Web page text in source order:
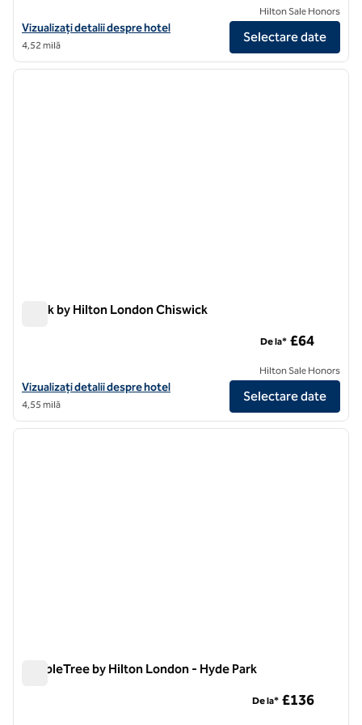
Vizualizați detaliile hotelului Hilton London Kensington
Vizualizați detalii despre hotel
4,52 milă
Hilton Sale Honors
Selectare date
1/12
1 din 12
Spark by Hilton London Chiswick
Vizualizați detaliile hotelului Spark by Hilton London Chiswick
Vizualizați detalii despre hotel
4,55 milă
De la* £64
Hilton Sale Honors
Selectare date
1/12
1 din 12
DoubleTree by Hilton London - Hyde Park
De la* £136